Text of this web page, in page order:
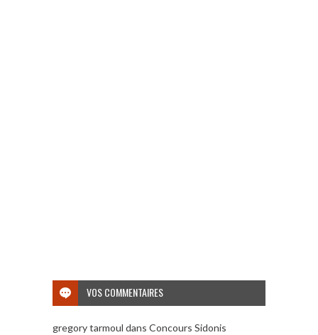
VOS COMMENTAIRES
gregory tarmoul dans Concours Sidonis